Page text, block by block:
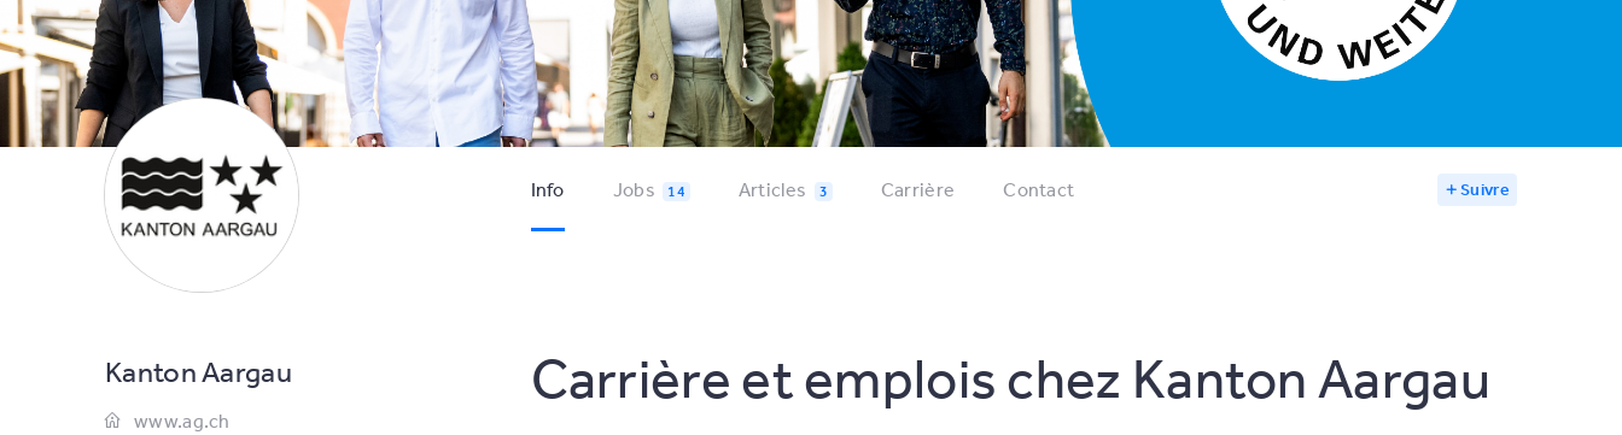
Info Jobs 14 Articles 3 Carrière Contact Suivre
Kanton Aargau
www.ag.ch
Carrière et emplois chez Kanton Aargau